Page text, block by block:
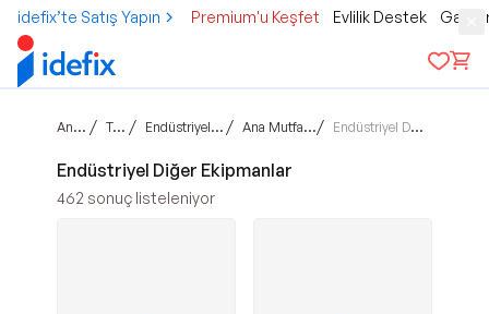
idefix’te Satış Yapın Premium'u Keşfet Evlilik Destek
Ana sayfa / Teknoloji / Endüstriyel Mutfak Grubu / Ana Mutfak Ekipmanları / Endüstriyel Diğer Ekipmanlar
Endüstriyel Diğer Ekipmanlar
462 sonuç listeleniyor